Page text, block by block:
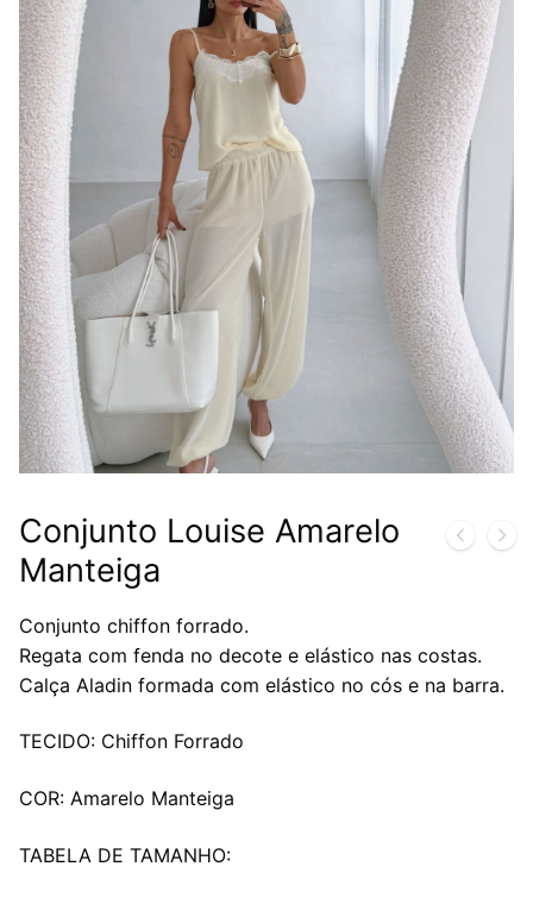
Conjunto Louise Amarelo
Manteiga
Conjunto chiffon forrado.
Regata com fenda no decote e elástico nas costas.
Calça Aladin formada com elástico no cós e na barra.
TECIDO: Chiffon Forrado
COR: Amarelo Manteiga
TABELA DE TAMANHO: